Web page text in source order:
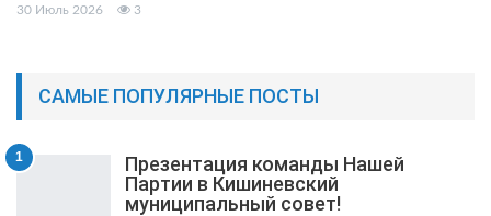
30 Июль 2026 3
САМЫЕ ПОПУЛЯРНЫЕ ПОСТЫ
1
Презентация команды Нашей
Партии в Кишиневский
муниципальный cовет!